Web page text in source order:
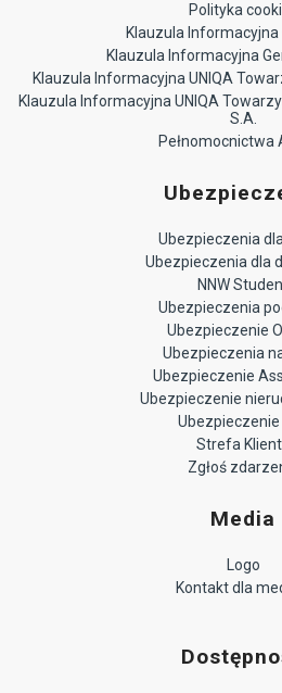
Polityka
Klauzula Informacyjna
Klauzula Informacyjna
Klauzula Informacyjna UNIQA
Klauzula Informacyjna UNIQA
S.A.
Pełnomocnictwa
Ubezpieczenia
Ubezpieczenia dla
NNW
Ubezpieczenia
Ubezpieczenie
Ubezpieczenia
Ubezpieczenie
Ubezpieczenie
Ubezpieczenie
Strefa
Zgłoś
Media
Logo
Kontakt dla